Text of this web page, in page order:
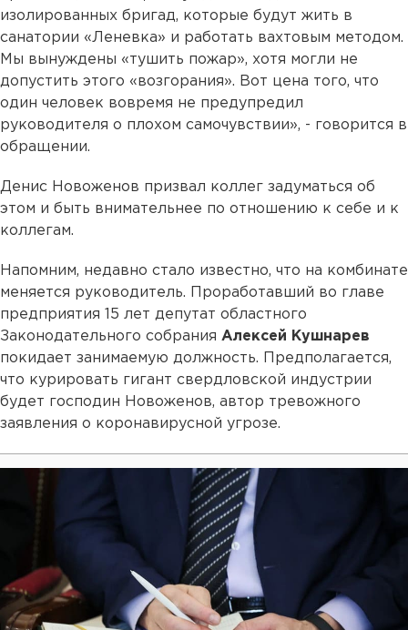
изолированных бригад, которые будут жить в
санатории «Леневка» и работать вахтовым методом.
Мы вынуждены «тушить пожар», хотя могли не
допустить этого «возгорания». Вот цена того, что
один человек вовремя не предупредил
руководителя о плохом самочувствии», - говорится в
обращении.
Денис Новоженов призвал коллег задуматься об
этом и быть внимательнее по отношению к себе и к
коллегам.
Напомним, недавно стало известно, что на комбинате
меняется руководитель. Проработавший во главе
предприятия 15 лет депутат областного
Законодательного собрания Алексей Кушнарев
покидает занимаемую должность. Предполагается,
что курировать гигант свердловской индустрии
будет господин Новоженов, автор тревожного
заявления о коронавирусной угрозе.